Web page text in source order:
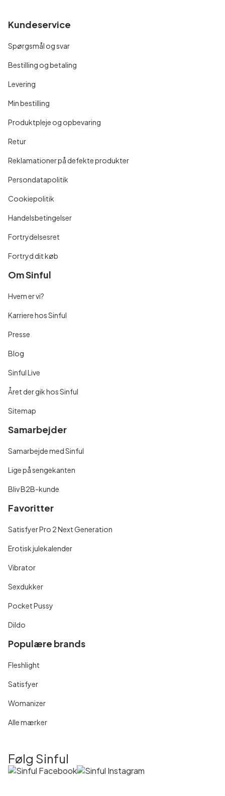
Kundeservice
Spørgsmål og svar
Bestilling og betaling
Levering
Min bestilling
Produktpleje og opbevaring
Retur
Reklamationer på defekte produkter
Persondatapolitik
Cookiepolitik
Handelsbetingelser
Fortrydelsesret
Fortryd dit køb
Om Sinful
Hvem er vi?
Karriere hos Sinful
Presse
Blog
Sinful Live
Året der gik hos Sinful
Sitemap
Samarbejder
Samarbejde med Sinful
Lige på sengekanten
Bliv B2B-kunde
Favoritter
Satisfyer Pro 2 Next Generation
Erotisk julekalender
Vibrator
Sexdukker
Pocket Pussy
Dildo
Populære brands
Fleshlight
Satisfyer
Womanizer
Alle mærker
Følg Sinful